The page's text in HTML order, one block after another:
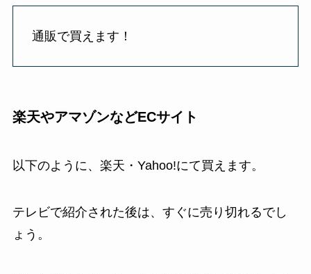
通販で買えます！
楽天やアマゾンなどECサイト
以下のように、楽天・Yahoo!にて買えます。
テレビで紹介された後は、すぐに売り切れるでし
ょう。